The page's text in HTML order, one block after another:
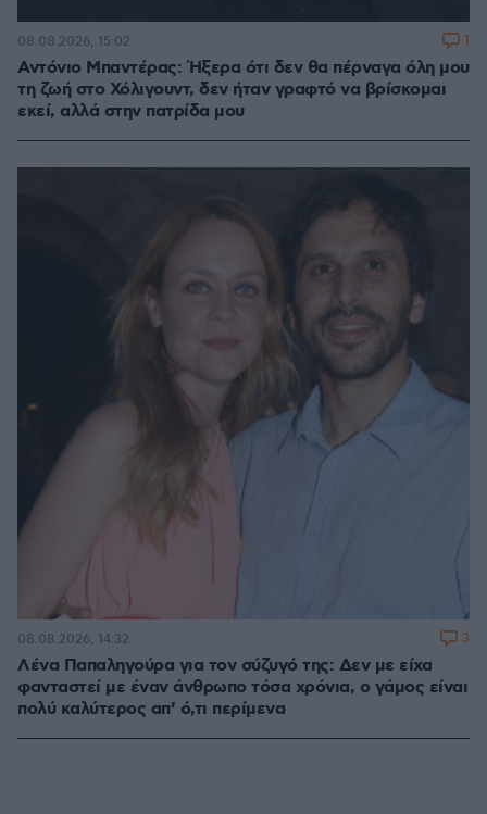
Αντόνιο Μπαντέρας: Ήξερα ότι δεν θα πέρναγα όλη μου
τη ζωή στο Χόλιγουντ, δεν ήταν γραφτό να βρίσκομαι
εκεί, αλλά στην πατρίδα μου
08.08.2026, 15:02 1
Λένα Παπαληγούρα για τον σύζυγό της: Δεν με είχα
φανταστεί με έναν άνθρωπο τόσα χρόνια, ο γάμος είναι
πολύ καλύτερος απ’ ό,τι περίμενα
08.08.2026, 14:32 3